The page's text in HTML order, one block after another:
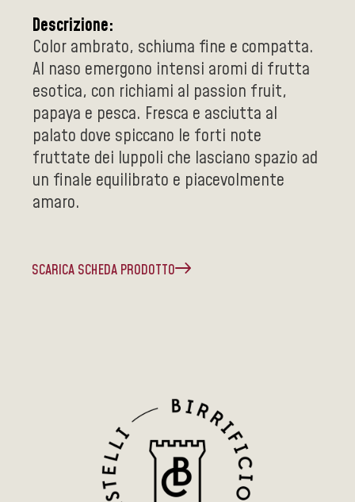
Descrizione:
Color ambrato, schiuma fine e compatta.
Al naso emergono intensi aromi di frutta
esotica, con richiami al passion fruit,
papaya e pesca. Fresca e asciutta al
palato dove spiccano le forti note
fruttate dei luppoli che lasciano spazio ad
un finale equilibrato e piacevolmente
amaro.
SCARICA SCHEDA PRODOTTO